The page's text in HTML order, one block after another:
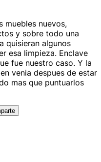
muebles nuevos,
y sobre todo una
quisieran algunos
esa limpieza. Enclave
fue nuestro caso. Y la
venia despues de estar
mas que puntuarlos